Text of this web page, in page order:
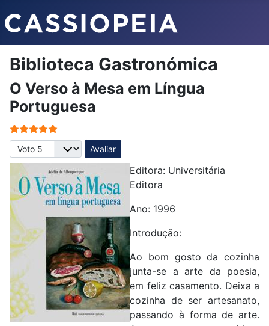
Biblioteca Gastronómica
O Verso à Mesa em Língua
Portuguesa
Votos do utilizador:
Avalie, por favor
Editora: Universitária
Editora
Ano: 1996
Introdução:
Ao bom gosto da cozinha
junta-se a arte da poesia,
em feliz casamento. Deixa a
cozinha de ser artesanato,
passando à forma de arte.